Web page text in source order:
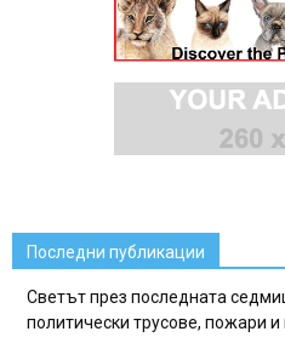
Последни публикации
Светът през последната
политически трусове, пожари и